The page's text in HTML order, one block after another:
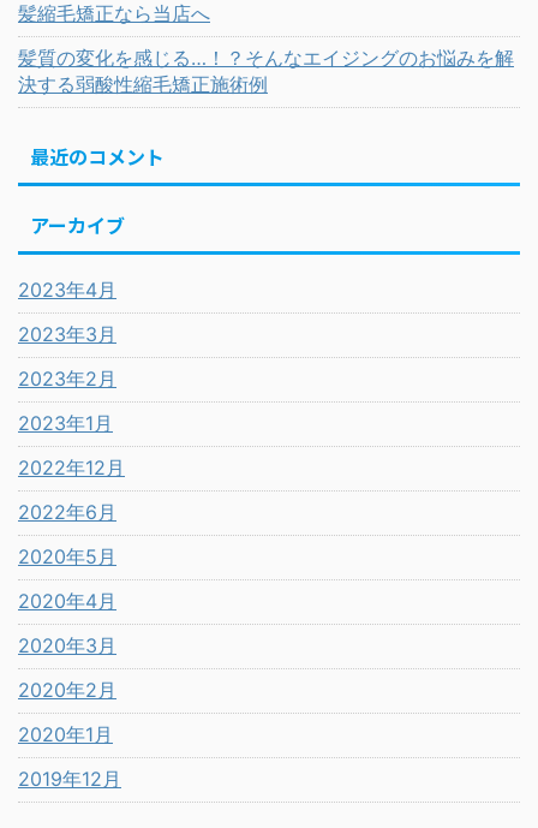
髪縮毛矯正なら当店へ
髪質の変化を感じる…！？そんなエイジングのお悩みを解
決する弱酸性縮毛矯正施術例
最近のコメント
アーカイブ
2023年4月
2023年3月
2023年2月
2023年1月
2022年12月
2022年6月
2020年5月
2020年4月
2020年3月
2020年2月
2020年1月
2019年12月